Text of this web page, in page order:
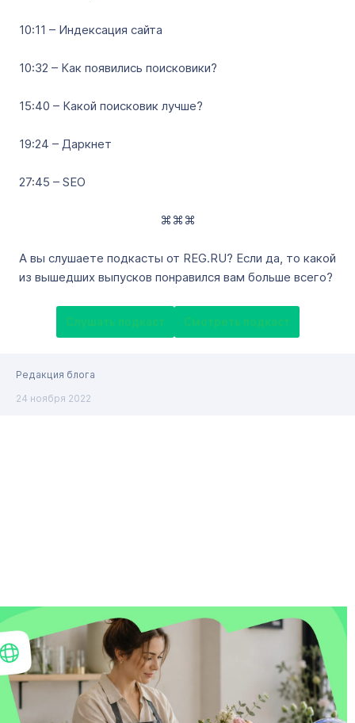
10:11 – Индексация сайта
10:32 – Как появились поисковики?
15:40 – Какой поисковик лучше?
19:24 – Даркнет
27:45 – SEO
⌘⌘⌘
А вы слушаете подкасты от REG.RU? Если да, то какой
из вышедших выпусков понравился вам больше всего?
Слушать подкаст Смотреть подкаст
Редакция блога
24 ноября 2022